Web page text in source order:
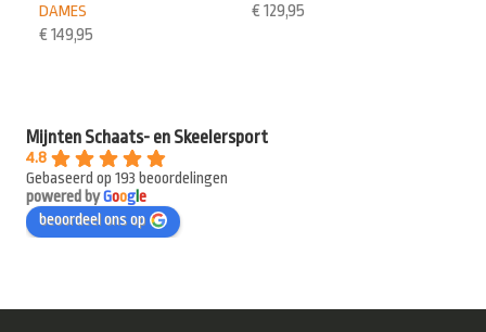
€ 129,95
DAMES
€ 149,95
Mijnten Schaats- en Skeelersport
4.8
Gebaseerd op 193 beoordelingen
powered byGooge
beoordeel ons op